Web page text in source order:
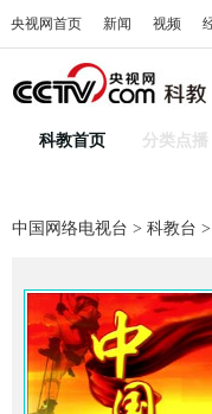
央视网首页 新闻 视频
科教首页 分类点播
中国网络电视台 > 科教台